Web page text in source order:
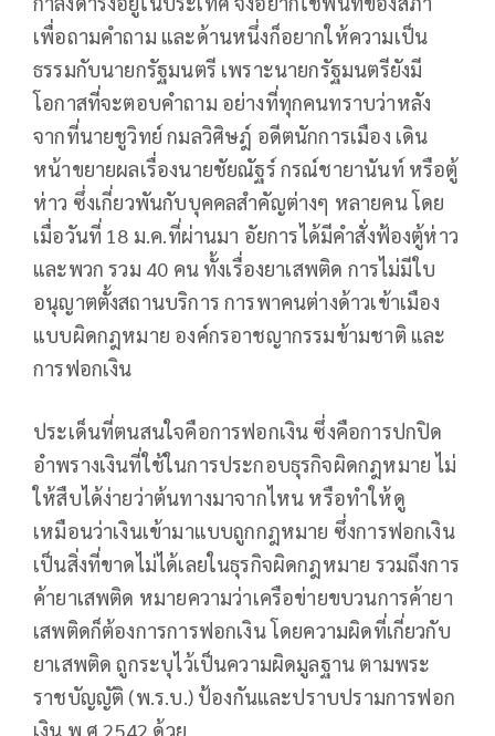
เพื่อถามคำถาม และด้านหนึ่งก็อยากให้ความเป็น
ธรรมกับนายกรัฐมนตรี เพราะนายกรัฐมนตรียังมี
โอกาสที่จะตอบคำถาม อย่างที่ทุกคนทราบว่าหลัง
จากที่นายชูวิทย์ กมลวิศิษฎ์ อดีตนักการเมือง เดิน
หน้าขยายผลเรื่องนายชัยณัฐร์ กรณ์ชายานันท์ หรือตู้
ห่าว ซึ่งเกี่ยวพันกับบุคคลสำคัญต่างๆ หลายคน โดย
เมื่อวันที่ 18 ม.ค.ที่ผ่านมา อัยการได้มีคำสั่งฟ้องตู้ห่าว
และพวก รวม 40 คน ทั้งเรื่องยาเสพติด การไม่มีใบ
อนุญาตตั้งสถานบริการ การพาคนต่างด้าวเข้าเมือง
แบบผิดกฎหมาย องค์กรอาชญากรรมข้ามชาติ และ
การฟอกเงิน
ประเด็นที่ตนสนใจคือการฟอกเงิน ซึ่งคือการปกปิด
อำพรางเงินที่ใช้ในการประกอบธุรกิจผิดกฎหมาย ไม่
ให้สืบได้ง่ายว่าต้นทางมาจากไหน หรือทำให้ดู
เหมือนว่าเงินเข้ามาแบบถูกกฎหมาย ซึ่งการฟอกเงิน
เป็นสิ่งที่ขาดไม่ได้เลยในธุรกิจผิดกฎหมาย รวมถึงการ
ค้ายาเสพติด หมายความว่าเครือข่ายขบวนการค้ายา
เสพติดก็ต้องการการฟอกเงิน โดยความผิดที่เกี่ยวกับ
ยาเสพติด ถูกระบุไว้เป็นความผิดมูลฐาน ตามพระ
ราชบัญญัติ (พ.ร.บ.) ป้องกันและปราบปรามการฟอก
เงิน พ.ศ.2542 ด้วย